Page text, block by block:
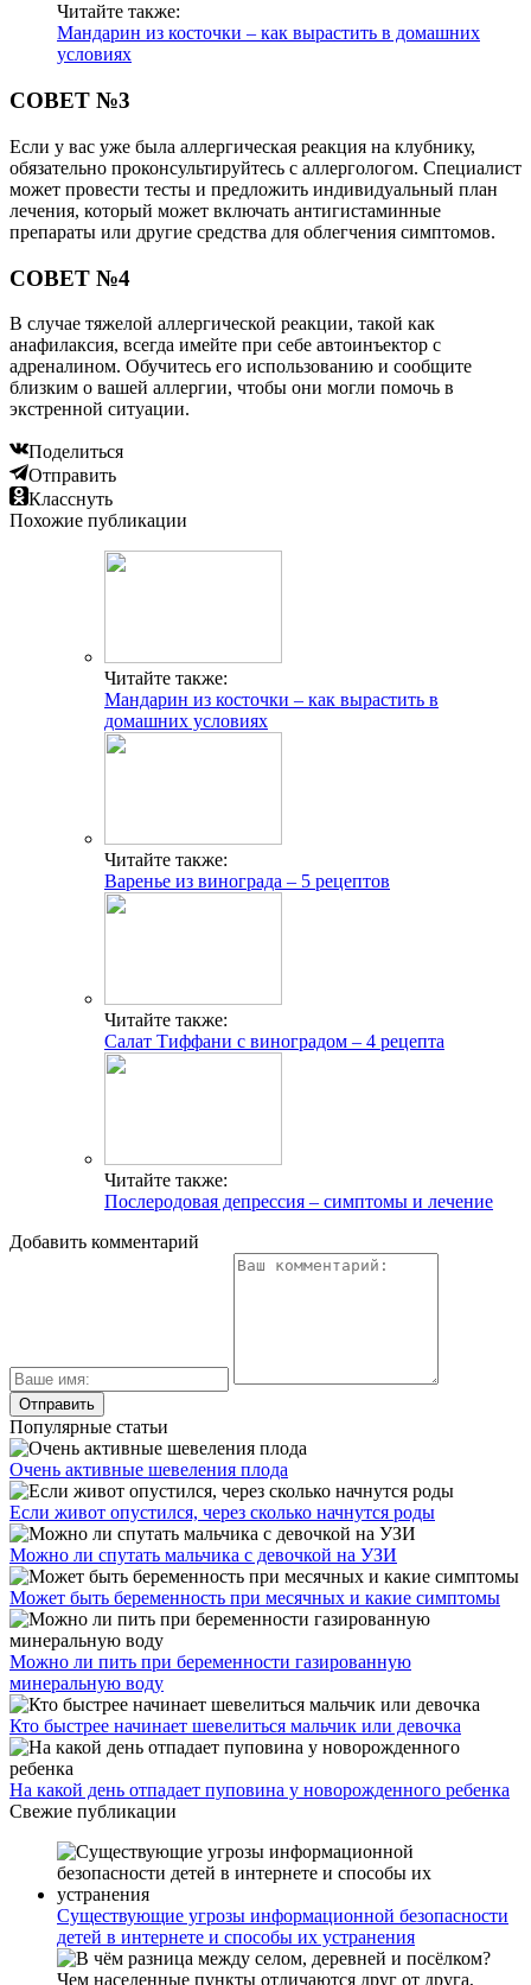
Читайте также:
Мандарин из косточки – как вырастить в домашних
условиях
СОВЕТ №3
Если у вас уже была аллергическая реакция на клубнику,
обязательно проконсультируйтесь с аллергологом. Специалист
может провести тесты и предложить индивидуальный план
лечения, который может включать антигистаминные
препараты или другие средства для облегчения симптомов.
СОВЕТ №4
В случае тяжелой аллергической реакции, такой как
анафилаксия, всегда имейте при себе автоинъектор с
адреналином. Обучитесь его использованию и сообщите
близким о вашей аллергии, чтобы они могли помочь в
экстренной ситуации.
Поделиться
Отправить
Класснуть
Похожие публикации
Читайте также:
Мандарин из косточки – как вырастить в
домашних условиях
Читайте также:
Варенье из винограда – 5 рецептов
Читайте также:
Салат Тиффани с виноградом – 4 рецепта
Читайте также:
Послеродовая депрессия – симптомы и лечение
Добавить комментарий
Популярные статьи
Очень активные шевеления плода
Если живот опустился, через сколько начнутся роды
Можно ли спутать мальчика с девочкой на УЗИ
Может быть беременность при месячных и какие симптомы
Можно ли пить при беременности газированную
минеральную воду
Кто быстрее начинает шевелиться мальчик или девочка
На какой день отпадает пуповина у новорожденного ребенка
Свежие публикации
Существующие угрозы информационной безопасности
детей в интернете и способы их устранения